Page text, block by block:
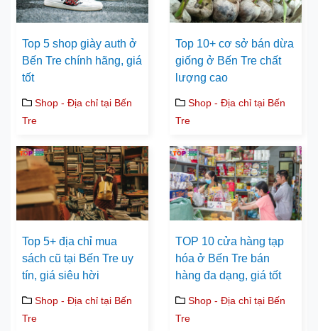
Top 5 shop giày auth ở
Bến Tre chính hãng, giá
tốt
Shop - Địa chỉ tại Bến
Tre
Top 10+ cơ sở bán dừa
giống ở Bến Tre chất
lượng cao
Shop - Địa chỉ tại Bến
Tre
Top 5+ địa chỉ mua
sách cũ tại Bến Tre uy
tín, giá siêu hời
Shop - Địa chỉ tại Bến
Tre
TOP 10 cửa hàng tạp
hóa ở Bến Tre bán
hàng đa dạng, giá tốt
Shop - Địa chỉ tại Bến
Tre